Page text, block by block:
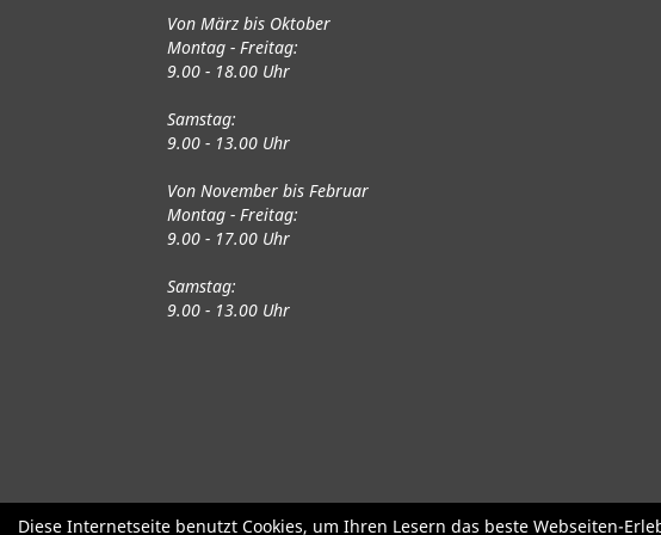
Von März bis Oktober
Montag - Freitag:
9.00 - 18.00 Uhr
Samstag:
9.00 - 13.00 Uhr
Von November bis Februar
Montag - Freitag:
9.00 - 17.00 Uhr
Samstag:
9.00 - 13.00 Uhr
Fahrräder Gute gebrauchte Fahrräder Roller +
Diese Internetseite benutzt Cookies, um Ihren Lesern das beste Webseiten-